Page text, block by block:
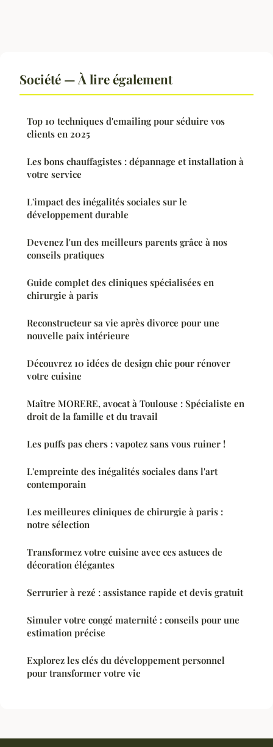
Société — À lire également
Top 10 techniques d'emailing pour séduire vos
clients en 2025
Les bons chauffagistes : dépannage et installation à
votre service
L'impact des inégalités sociales sur le
développement durable
Devenez l'un des meilleurs parents grâce à nos
conseils pratiques
Guide complet des cliniques spécialisées en
chirurgie à paris
Reconstructeur sa vie après divorce pour une
nouvelle paix intérieure
Découvrez 10 idées de design chic pour rénover
votre cuisine
Maître MORERE, avocat à Toulouse : Spécialiste en
droit de la famille et du travail
Les puffs pas chers : vapotez sans vous ruiner !
L'empreinte des inégalités sociales dans l'art
contemporain
Les meilleures cliniques de chirurgie à paris :
notre sélection
Transformez votre cuisine avec ces astuces de
décoration élégantes
Serrurier à rezé : assistance rapide et devis gratuit
Simuler votre congé maternité : conseils pour une
estimation précise
Explorez les clés du développement personnel
pour transformer votre vie